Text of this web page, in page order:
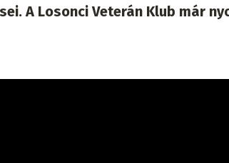
A Losonci Veterán Klub már